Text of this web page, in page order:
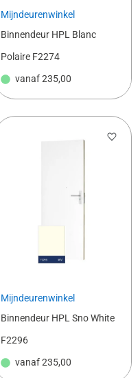
Mijndeurenwinkel
Binnendeur HPL Blanc
Polaire F2274
vanaf235,00
Mijndeurenwinkel
Binnendeur HPL Sno White
F2296
vanaf235,00